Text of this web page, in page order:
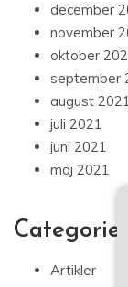
december
november
oktober
september
august
juli 2021
juni 2021
maj 2021
Categories
Artikler